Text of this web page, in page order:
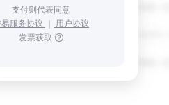
支付则代表同意
服务协议 ｜ 用户协议
发票获取